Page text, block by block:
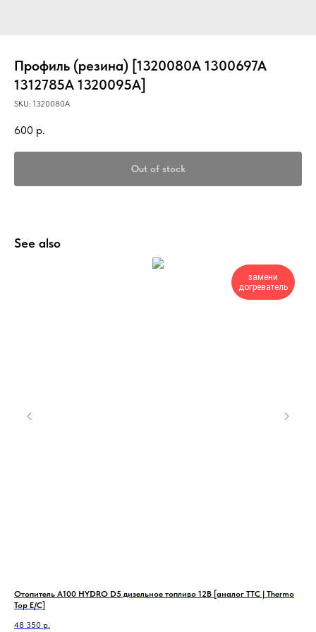
Профиль (резина) [1320080A 1300697A
1312785A 1320095A]
SKU: 1320080A
600 р.
Out of stock
See also
замени
догреватель
Отопитель А100 HYDRO D5 дизельное топливо 12В [аналог TTC | Thermo
Top E/C]
48 350 р.